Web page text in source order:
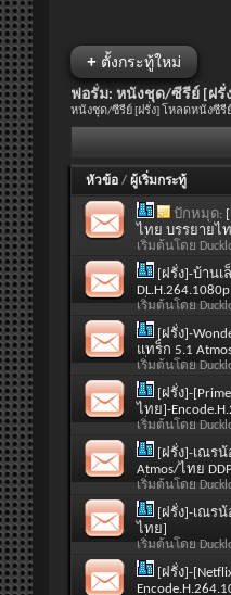
+ ตั้งกระทู้ใหม่
ฟอรั่ม: หนังชุด/ซีรีย์ [ฝรั่
หนังชุด/ซีรีย์ [ฝรั่ง] โหลดหนังซีรีย์
หัวข้อ / ผู้เริ่มกระทู้
ปักหมุด:
ไทย บรรยายไ
เริ่มต้นโดย
[ฝรั่ง]-บ้านเล็
เริ่มต้นโดย
[ฝรั่ง]-
แทร็ก 5.1
เริ่มต้นโดย
[ฝรั่ง]-
ไทย]-
เริ่มต้นโดย
[ฝรั่ง]-เณรน้
Atmos/ไทย
เริ่มต้นโดย
[ฝรั่ง]-เณรน้
ไทย]
เริ่มต้นโดย
[ฝรั่ง]-